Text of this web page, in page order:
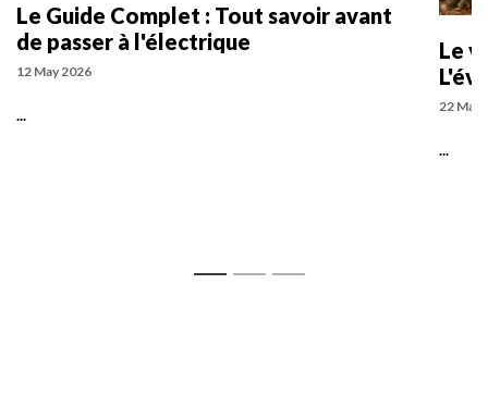
Le Guide Complet : Tout savoir avant
de passer à l'électrique
12 May 2026
...
Le
22 May
...